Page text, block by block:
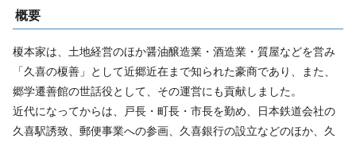
概要
榎本家は、土地経営のほか醤油醸造業・酒造業・質屋などを営み
「久喜の榎善」として近郷近在まで知られた豪商であり、また、
郷学遷善館の世話役として、その運営にも貢献しました。
近代になってからは、戸長・町長・市長を勤め、日本鉄道会社の
久喜駅誘致、郵便事業への参画、久喜銀行の設立などのほか、久